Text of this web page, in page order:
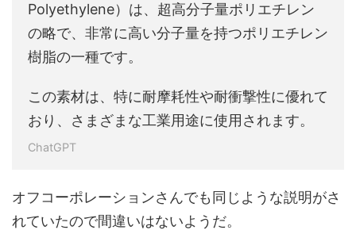
Polyethylene）は、超高分子量ポリエチレン
の略で、非常に高い分子量を持つポリエチレン
樹脂の一種です。
この素材は、特に耐摩耗性や耐衝撃性に優れて
おり、さまざまな工業用途に使用されます。
ChatGPT
オフコーポレーションさんでも同じような説明がさ
れていたので間違いはないようだ。